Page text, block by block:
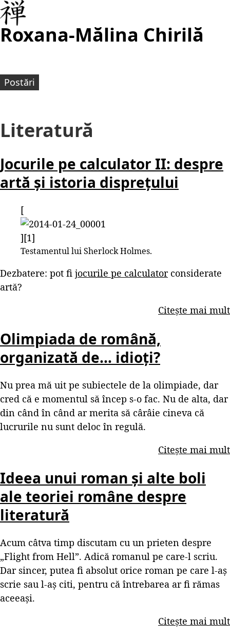
Roxana-Mălina Chirilă
Postări
Literatură
Jocurile pe calculator II: despre
artă și istoria disprețului
[
][1]
Testamentul lui Sherlock Holmes.
Dezbatere: pot fi jocurile pe calculatorconsiderate
artă?
Citește mai mult
Olimpiada de română,
organizată de… idioți?
Nu prea mă uit pe subiectele de la olimpiade, dar
cred că e momentul să încep s-o fac. Nu de alta, dar
din când în când ar merita să cârâie cineva că
lucrurile nu sunt deloc în regulă.
Citește mai mult
Ideea unui roman și alte boli
ale teoriei române despre
literatură
Acum câtva timp discutam cu un prieten despre
„Flight from Hell”. Adică romanul pe care-l scriu.
Dar sincer, putea fi absolut orice roman pe care l-aș
scrie sau l-aș citi, pentru că întrebarea ar fi rămas
aceeași.
Citește mai mult